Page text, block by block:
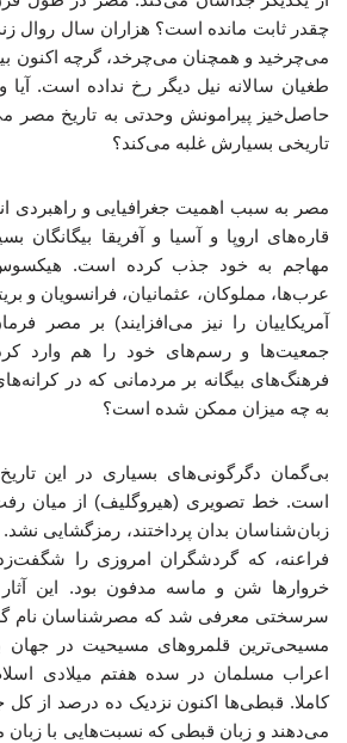
چقدر ثابت مانده است؟ هزاران سال روال
می‌چرخید و همچنان می‌چرخد، گرچه اکنون
طغیان سالانه نیل دیگر رخ نداده است. آیا
حاصل‌خیز پیرامونش وحدتی به تاریخ مصر
تاریخی بسیارش غلبه می‌کند؟
مصر به سبب اهمیت جغرافیایی و راهبردی
قاره‌های اروپا و آسیا و آفریقا بیگانگان
مهاجم به خود جذب کرده است.
عرب‌ها، مملوکان، عثمانیان، فرانسویان و
آمریکاییان را نیز می‌افزایند) بر مصر
جمعیت‌ها و رسم‌های خود را هم وارد
فرهنگ‌های بیگانه بر مردمانی که در
به چه میزان ممکن شده است؟
بی‌گمان دگرگونی‌های بسیاری در این
است. خط تصویری (هیروگلیف) از میان
زبان‌شناسان بدان پرداختند، رمزگشایی نشد.
فراعنه، که گردشگران امروزی را
خروارها شن و ماسه مدفون بود. این آثار
سرسختی معرفی شد که مصرشناسان نام
مسیحی‌ترین قلمروهای مسیحیت در
اعراب مسلمان در سده هفتم میلادی
کاملا. قبطی‌ها اکنون نزدیک ده درصد از
می‌دهند و زبان قبطی که نسبت‌هایی با زبان